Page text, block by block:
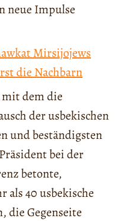
neue Impulse
Mirsijojews
die Nachbarn
dem die
der usbekischen
und beständigsten
bei der
betonte,
als 40 usbekische
die Gegenseite